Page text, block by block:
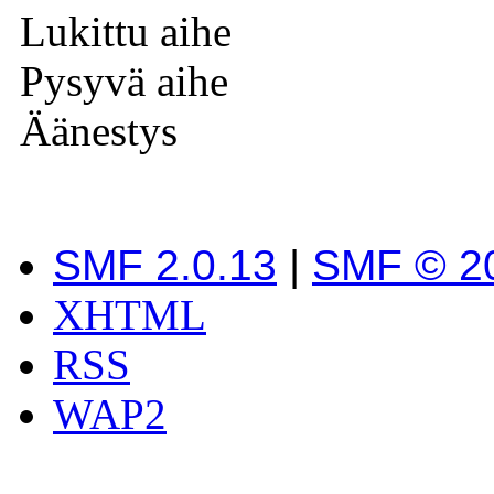
Lukittu aihe
Pysyvä aihe
Äänestys
SMF 2.0.13 | SMF ©
XHTML
RSS
WAP2